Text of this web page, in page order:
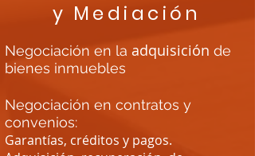
y Mediación
Negociación en la adquisición de
bienes inmuebles
Negociación en contratos y
convenios:
Garantías, créditos y pagos.​